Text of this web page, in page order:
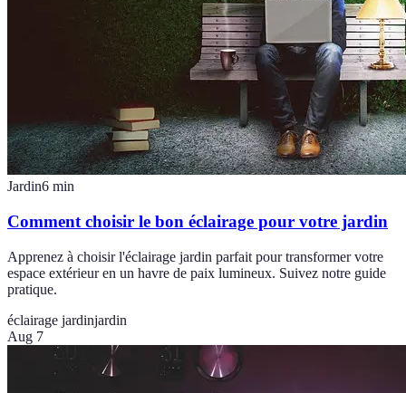
Jardin6 min
Comment choisir le bon éclairage pour votre jardin
Apprenez à choisir l'éclairage jardin parfait pour transformer votre
espace extérieur en un havre de paix lumineux. Suivez notre guide
pratique.
éclairage jardinjardin
Aug 7